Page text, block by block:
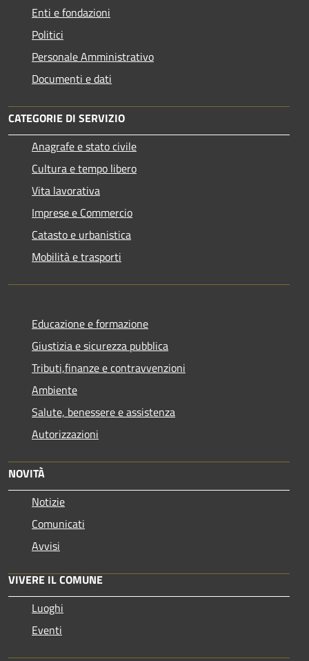
Enti e fondazioni
Politici
Personale Amministrativo
Documenti e dati
CATEGORIE DI SERVIZIO
Anagrafe e stato civile
Cultura e tempo libero
Vita lavorativa
Imprese e Commercio
Catasto e urbanistica
Mobilità e trasporti
Educazione e formazione
Giustizia e sicurezza pubblica
Tributi,finanze e contravvenzioni
Ambiente
Salute, benessere e assistenza
Autorizzazioni
NOVITÀ
Notizie
Comunicati
Avvisi
VIVERE IL COMUNE
Luoghi
Eventi